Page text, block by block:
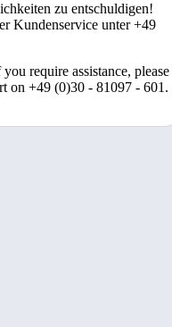
zu entschuldigen!
Kundenservice unter +49
require assistance, please
on +49 (0)30 - 81097 - 601.